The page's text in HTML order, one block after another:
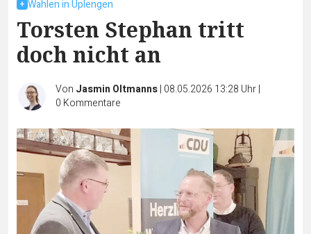
Wahlen in Uplengen
Torsten Stephan tritt
doch nicht an
Von Jasmin Oltmanns| 08.05.2026 13:28 Uhr|
0 Kommentare